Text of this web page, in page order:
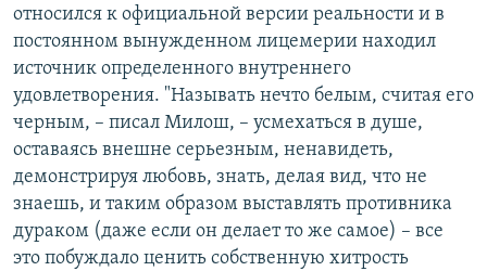
относился к официальной версии реальности и в
постоянном вынужденном лицемерии находил
источник определенного внутреннего
удовлетворения. "Называть нечто белым, считая его
черным, – писал Милош, – усмехаться в душе,
оставаясь внешне серьезным, ненавидеть,
демонстрируя любовь, знать, делая вид, что не
знаешь, и таким образом выставлять противника
дураком (даже если он делает то же самое) – все
это побуждало ценить собственную хитрость